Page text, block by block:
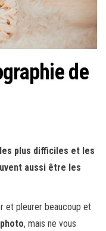
a
n
a
t
n
de
plus difficiles et les
aussi être les
et pleurer beaucoup et
, mais ne vous